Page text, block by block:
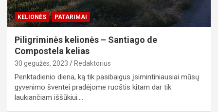
KELIONĖS PATARIMAI
Piligriminės kelionės – Santiago de
Compostela kelias
30 gegužės, 2023 Redaktorius
Penktadienio diena, ką tik pasibaigus įsimintiniausiai mūsų
gyvenimo šventei pradėjome ruoštis kitam dar tik
laukiančiam iššūkiui.…